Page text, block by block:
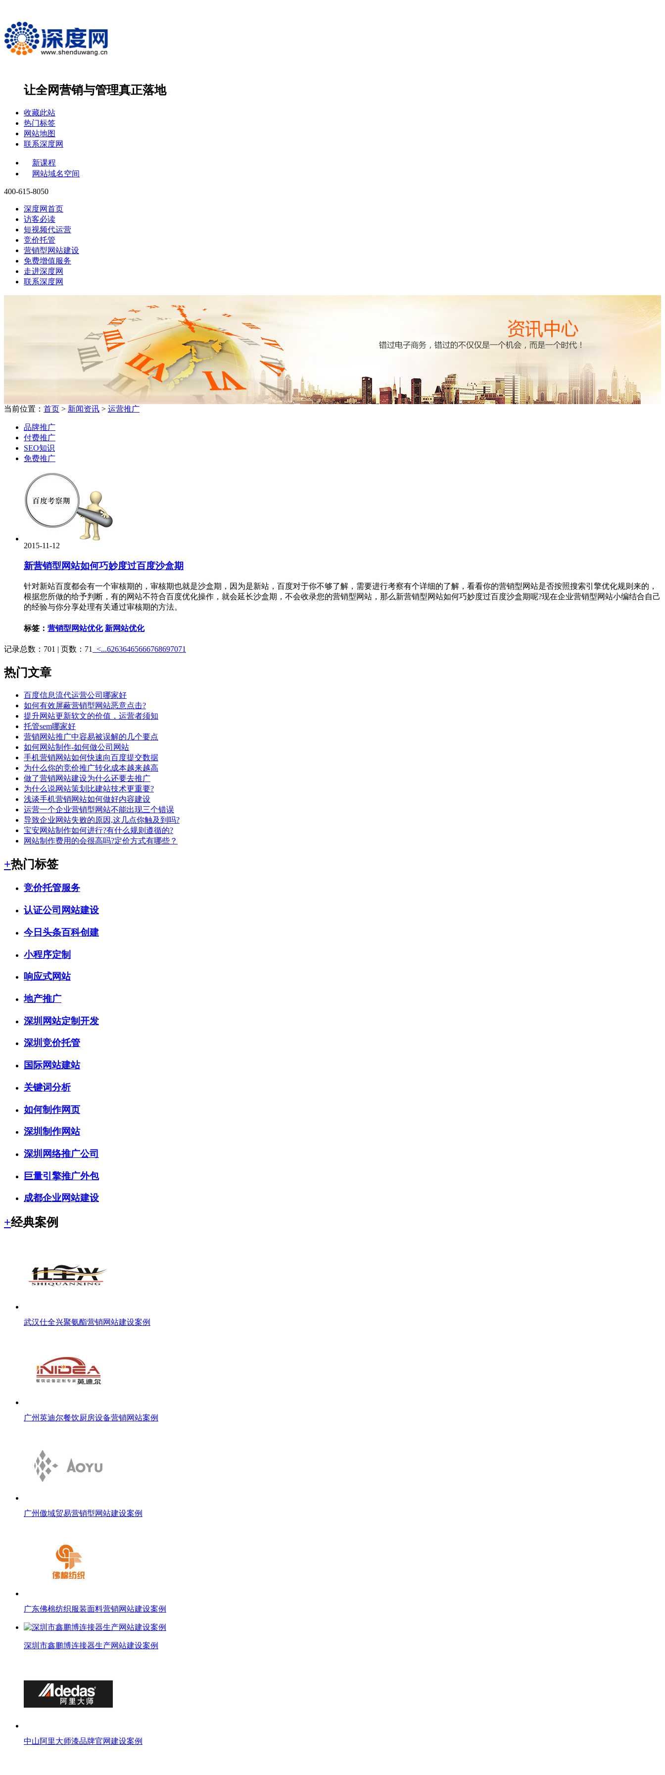
让全网营销与管理真正落地
收藏此站
热门标签
网站地图
联系深度网
新课程
网站域名空间
400-615-8050
深度网首页
访客必读
短视频代运营
竞价托管
营销型网站建设
免费增值服务
走进深度网
联系深度网
当前位置： 首页 > 新闻资讯 > 运营推广
品牌推广
付费推广
SEO知识
免费推广
2015-11-12
新营销型网站如何巧妙度过百度沙盒期
针对新站百度都会有一个审核期的，审核期也就是沙盒期，因为是新站，百度对于你不够了解，需要进行考察有个详细的了解，看看你的营销型网站是否按照搜索引擎优化规则来的，
根据您所做的给予判断，有的网站不符合百度优化操作，就会延长沙盒期，不会收录您的营销型网站，那么新营销型网站如何巧妙度过百度沙盒期呢?现在企业营销型网站小编结合自己
的经验与你分享处理有关通过审核期的方法。
标签： 营销型网站优化 新网站优化
记录总数：701 | 页数：71 <...62636465666768697071
热门文章
百度信息流代运营公司哪家好
如何有效屏蔽营销型网站恶意点击?
提升网站更新软文的价值，运营者须知
托管sem哪家好
营销网站推广中容易被误解的几个要点
如何网站制作-如何做公司网站
手机营销网站如何快速向百度提交数据
为什么你的竞价推广转化成本越来越高
做了营销网站建设为什么还要去推广
为什么说网站策划比建站技术更重要?
浅谈手机营销网站如何做好内容建设
运营一个企业营销型网站不能出现三个错误
导致企业网站失败的原因,这几点你触及到吗?
宝安网站制作如何进行?有什么规则遵循的?
网站制作费用的会很高吗?定价方式有哪些？
+热门标签
竞价托管服务
认证公司网站建设
今日头条百科创建
小程序定制
响应式网站
地产推广
深圳网站定制开发
深圳竞价托管
国际网站建站
关键词分析
如何制作网页
深圳制作网站
深圳网络推广公司
巨量引擎推广外包
成都企业网站建设
+经典案例
武汉仕全兴聚氨酯营销网站建设案例
广州英迪尔餐饮厨房设备营销网站案例
广州傲域贸易营销型网站建设案例
广东佛棉纺织服装面料营销网站建设案例
深圳市鑫鹏博连接器生产网站建设案例
中山阿里大师漆品牌官网建设案例